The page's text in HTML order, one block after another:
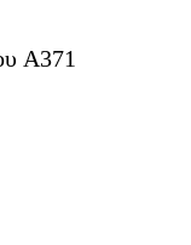
A371